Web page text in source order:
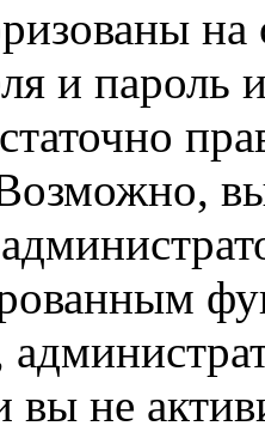
на
и пароль
вы не